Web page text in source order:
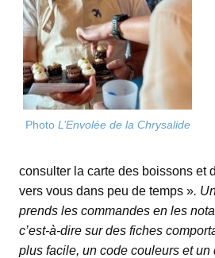
Photo L’Envolée de la Chrysalide
consulter la carte des boissons et
vers vous dans peu de temps ».
prends les commandes en les
c’est-à-dire sur des fiches
plus facile, un code couleurs et